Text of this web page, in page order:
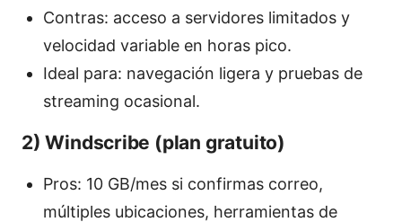
Contras: acceso a servidores limitados y
velocidad variable en horas pico.
Ideal para: navegación ligera y pruebas de
streaming ocasional.
2) Windscribe (plan gratuito)
Pros: 10 GB/mes si confirmas correo,
múltiples ubicaciones, herramientas de